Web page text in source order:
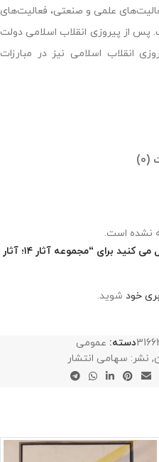
علمی و صنعتی، فعالیت‌های
از پیروزی انقلاب اسلامی دولت
انقلاب اسلامی نیز در مبارزات
نشده است.
اولین نفری باشید که دیدگاهی را ارسال می کنید برای “مجموعه آثار ۱۴؛ آثار
خود شوید.
دسته: عمومی
, نشر: سهامی انتشار